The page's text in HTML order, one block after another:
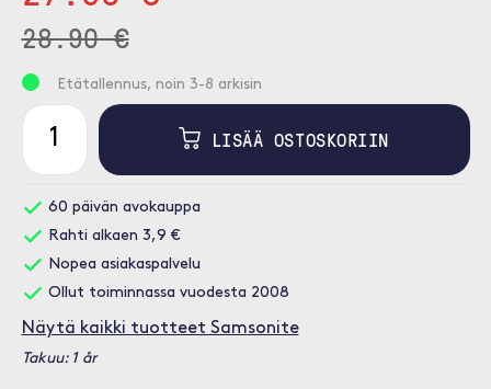
28.90 €
Etätallennus, noin 3-8 arkisin
LISÄÄ OSTOSKORIIN
60 päivän avokauppa
Rahti alkaen 3,9 €
Nopea asiakaspalvelu
Ollut toiminnassa vuodesta 2008
Näytä kaikki tuotteet Samsonite
Takuu: 1 år